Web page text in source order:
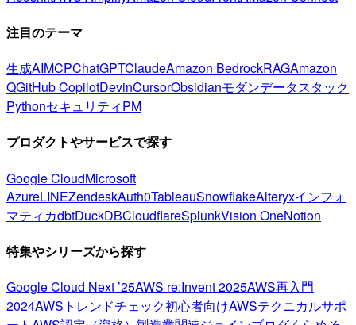
注目のテーマ
生成AIMCPChatGPTClaudeAmazon BedrockRAGAmazon
QGitHub CopilotDevinCursorObsidianモダンデータスタック
PythonセキュリティPM
プロダクトやサービスで探す
Google CloudMicrosoft
AzureLINEZendeskAuth0TableauSnowflakeAlteryxインフォ
マティカdbtDuckDBCloudflareSplunkVision OneNotion
特集やシリーズから探す
Google Cloud Next ’25AWS re:Invent 2025AWS再入門
2024AWSトレンドチェック初心者向けAWSテクニカルサポ